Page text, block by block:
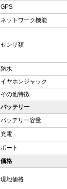
GPS
ネットワーク機能
センサ類
防水
イヤホンジャック
その他特徴
バッテリー
バッテリー容量
充電
ポート
価格
現地価格